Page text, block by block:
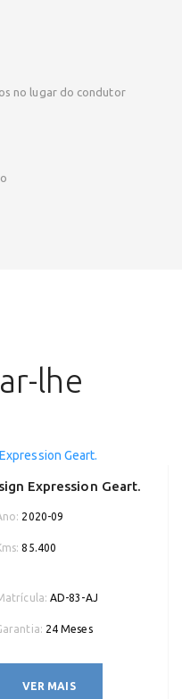
no lugar do condutor
lhe
Expression Geart.
2020-09
85.400
AD-83-AJ
24 Meses
VER MAIS